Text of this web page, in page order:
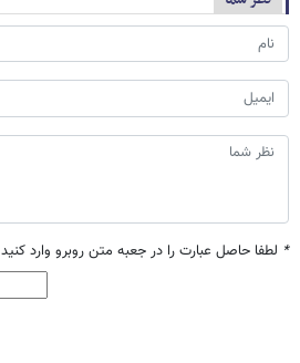
* لطفا حاصل عبارت را در جعبه متن روبرو وارد کنید